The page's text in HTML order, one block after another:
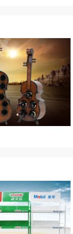
για να